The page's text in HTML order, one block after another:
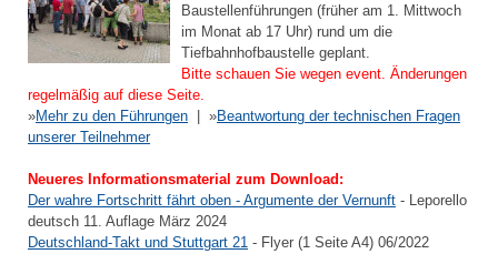
Baustellenführungen (früher am 1. Mittwoch
im Monat ab 17 Uhr) rund um die
Tiefbahnhofbaustelle geplant.
Bitte schauen Sie wegen event. Änderungen
regelmäßig auf diese Seite.
»Mehr zu den Führungen | »Beantwortung der technischen Fragen
unserer Teilnehmer
Neueres Informationsmaterial zum Download:
Der wahre Fortschritt fährt oben - Argumente der Vernunft - Leporello
deutsch 11. Auflage März 2024
Deutschland-Takt und Stuttgart 21 - Flyer (1 Seite A4) 06/2022